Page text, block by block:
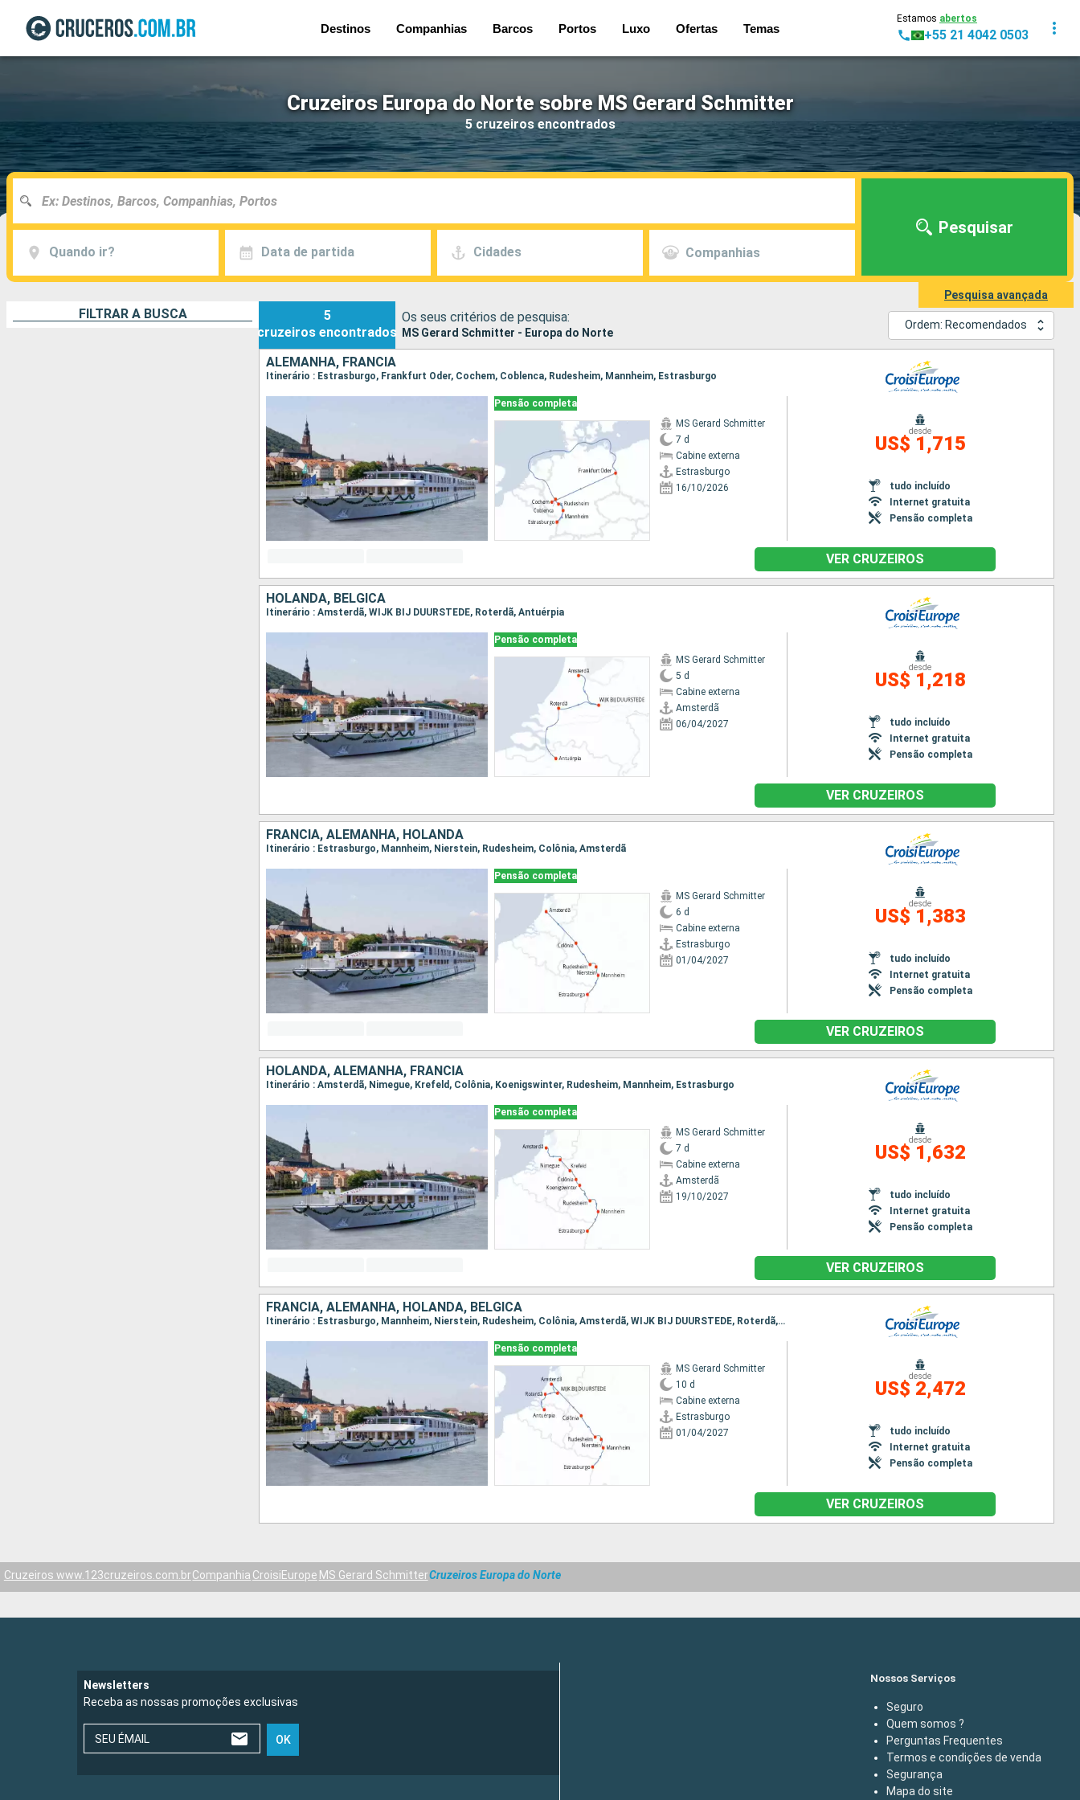
Destinos Companhias Barcos Portos Luxo Ofertas Temas
Estamos abertos
+55 21 4042 0503
Cruzeiros Europa do Norte sobre MS Gerard Schmitter
5 cruzeiros encontrados
Quando ir? Data de partida Cidades Companhias
Pesquisar
Pesquisa avançada
FILTRAR A BUSCA
5
cruzeiros encontrados
Os seus critérios de pesquisa:
MS Gerard Schmitter - Europa do Norte
Ordem: Recomendados
ALEMANHA, FRANCIA
Itinerário : Estrasburgo, Frankfurt Oder, Cochem, Coblenca, Rudesheim, Mannheim, Estrasburgo
Pensão completa
MS Gerard Schmitter
7 d
Cabine externa
Estrasburgo
16/10/2026
desde
US$ 1,715
tudo incluído
Internet gratuita
Pensão completa
VER CRUZEIROS
HOLANDA, BÉLGICA
Itinerário : Amsterdã, WIJK BIJ DUURSTEDE, Roterdã, Antuérpia
Pensão completa
MS Gerard Schmitter
5 d
Cabine externa
Amsterdã
06/04/2027
desde
US$ 1,218
tudo incluído
Internet gratuita
Pensão completa
VER CRUZEIROS
FRANCIA, ALEMANHA, HOLANDA
Itinerário : Estrasburgo, Mannheim, Nierstein, Rudesheim, Colônia, Amsterdã
Pensão completa
MS Gerard Schmitter
6 d
Cabine externa
Estrasburgo
01/04/2027
desde
US$ 1,383
tudo incluído
Internet gratuita
Pensão completa
VER CRUZEIROS
HOLANDA, ALEMANHA, FRANCIA
Itinerário : Amsterdã, Nimegue, Krefeld, Colônia, Koenigswinter, Rudesheim, Mannheim, Estrasburgo
Pensão completa
MS Gerard Schmitter
7 d
Cabine externa
Amsterdã
19/10/2027
desde
US$ 1,632
tudo incluído
Internet gratuita
Pensão completa
VER CRUZEIROS
FRANCIA, ALEMANHA, HOLANDA, BÉLGICA
Itinerário : Estrasburgo, Mannheim, Nierstein, Rudesheim, Colônia, Amsterdã, WIJK BIJ DUURSTEDE, Roterdã, Antuérpia
Pensão completa
MS Gerard Schmitter
10 d
Cabine externa
Estrasburgo
01/04/2027
desde
US$ 2,472
tudo incluído
Internet gratuita
Pensão completa
VER CRUZEIROS
Cruzeiros www.123cruzeiros.com.brCompanhia CroisiEurope MS Gerard SchmitterCruzeiros Europa do Norte
Newsletters
Receba as nossas promoções exclusivas
SEU ÉMAIL OK
Nossos Serviços
Seguro
Quem somos ?
Perguntas Frequentes
Termos e condições de venda
Segurança
Mapa do site